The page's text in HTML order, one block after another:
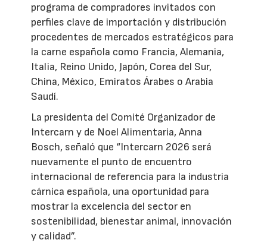
programa de compradores invitados con
perfiles clave de importación y distribución
procedentes de mercados estratégicos para
la carne española como Francia, Alemania,
Italia, Reino Unido, Japón, Corea del Sur,
China, México, Emiratos Árabes o Arabia
Saudí.
La presidenta del Comité Organizador de
Intercarn y de Noel Alimentaria, Anna
Bosch, señaló que “Intercarn 2026 será
nuevamente el punto de encuentro
internacional de referencia para la industria
cárnica española, una oportunidad para
mostrar la excelencia del sector en
sostenibilidad, bienestar animal, innovación
y calidad”.